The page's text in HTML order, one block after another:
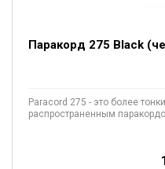
Паракорд 275 Black
Paracord 275 - это более
распространенным